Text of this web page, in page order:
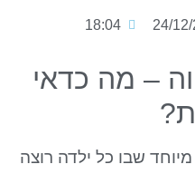
24/
18:04
– מה כדאי
שבו כל ילדה רוצה